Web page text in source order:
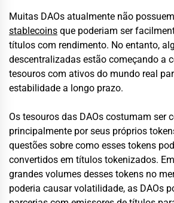
Muitas DAOs atualmente não
stablecoins que poderiam ser
títulos com rendimento. No entanto,
descentralizadas estão começando a
tesouros com ativos do mundo real
estabilidade a longo prazo.
Os tesouros das DAOs costumam ser
principalmente por seus próprios
questões sobre como esses tokens
convertidos em títulos tokenizados.
grandes volumes desses tokens no
poderia causar volatilidade, as DAOs